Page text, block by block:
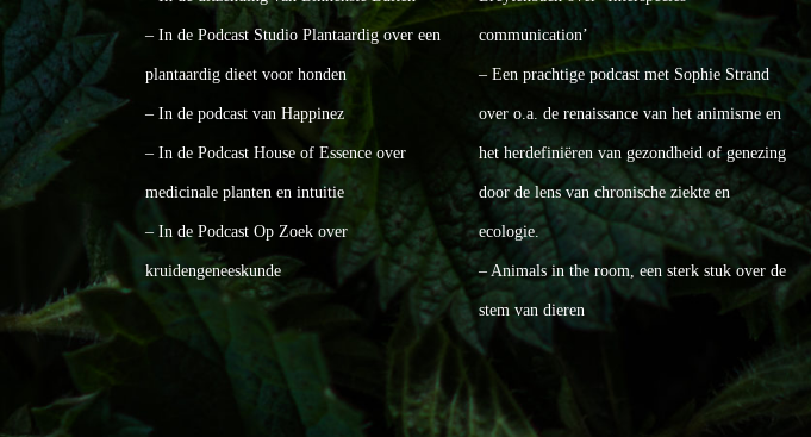
– In de Podcast Studio Plantaardig over een
plantaardig dieet voor honden
– In de podcast van Happinez
– In de Podcast House of Essence over
medicinale planten en intuitie
– In de Podcast Op Zoek over
kruidengeneeskunde
communication’
– Een prachtige podcast met Sophie Strand
over o.a. de renaissance van het animisme en
het herdefiniëren van gezondheid of genezing
door de lens van chronische ziekte en
ecologie.
– Animals in the room, een sterk stuk over de
stem van dieren